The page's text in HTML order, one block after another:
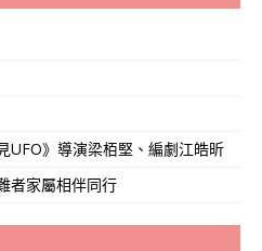
UFO》導演梁栢堅、編劇江皓昕
者家屬相伴同行